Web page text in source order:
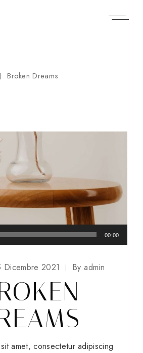
Broken Dreams
00:00
Dicembre 2021 By admin
amet, consectetur adipiscing